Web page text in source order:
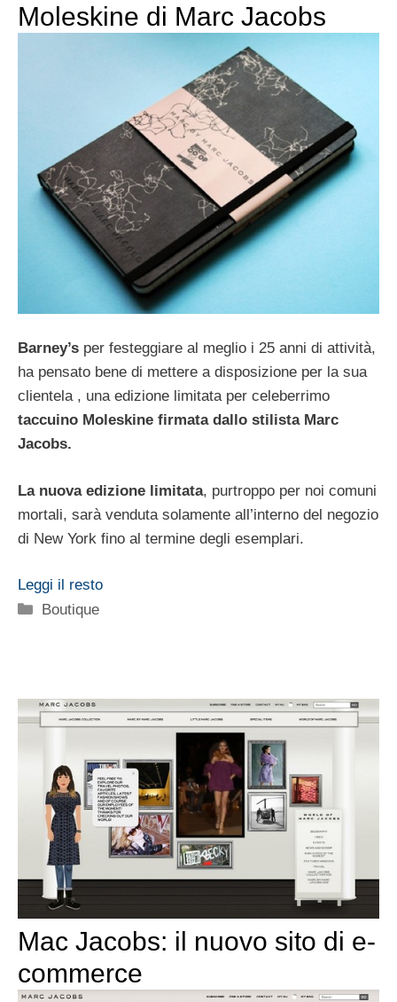
Moleskine di Marc Jacobs
Barney’s per festeggiare al meglio i 25 anni di attività,
ha pensato bene di mettere a disposizione per la sua
clientela , una edizione limitata per celeberrimo
taccuino Moleskine firmata dallo stilista Marc
Jacobs.
La nuova edizione limitata, purtroppo per noi comuni
mortali, sarà venduta solamente all’interno del negozio
di New York fino al termine degli esemplari.
Leggi il resto
Categorie
Boutique
Mac Jacobs: il nuovo sito di e-
commerce